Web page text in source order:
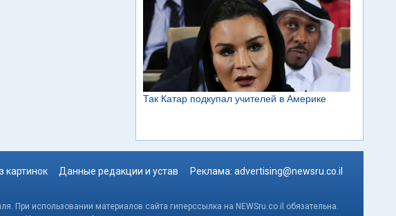
картинок Данные редакции и устав Реклама: advertising@newsru.co.il
При использовании материалов сайта гиперссылка на NEWSru.co.il обязательна.